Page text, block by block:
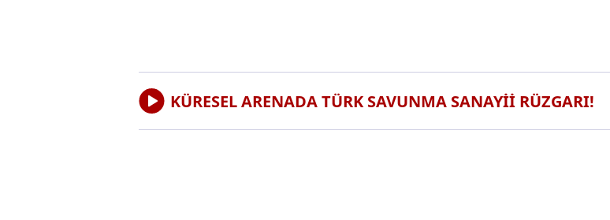
KÜRESEL ARENADA TÜRK SAVUNMA SANAYİİ RÜZGARI!